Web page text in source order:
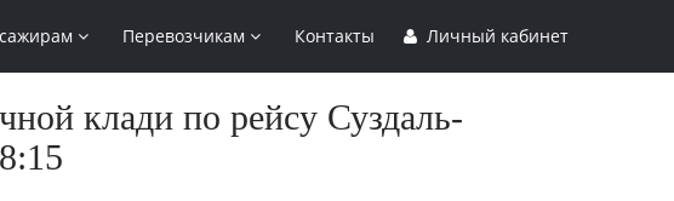
Перевозчикам Контакты Личный кабинет
клади по рейсу Суздаль-